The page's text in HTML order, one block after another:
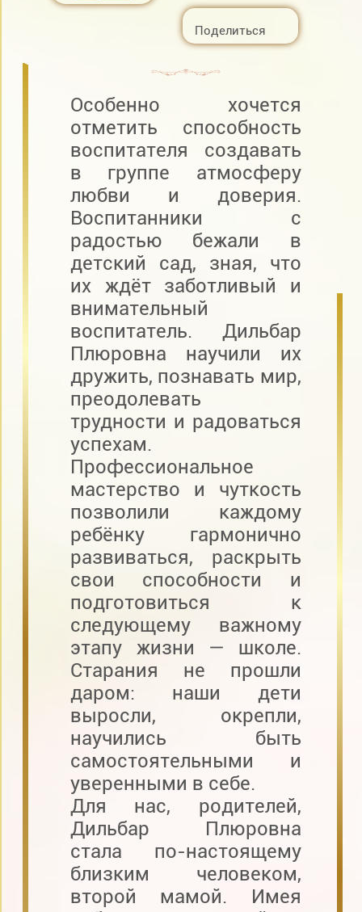
Поделиться
Особенно хочется
отметить способность
воспитателя создавать
в группе атмосферу
любви и доверия.
Воспитанники с
радостью бежали в
детский сад, зная, что
их ждёт заботливый и
внимательный
воспитатель. Дильбар
Плюровна научили их
дружить, познавать мир,
преодолевать
трудности и радоваться
успехам.
Профессиональное
мастерство и чуткость
позволили каждому
ребёнку гармонично
развиваться, раскрыть
свои способности и
подготовиться к
следующему важному
этапу жизни — школе.
Старания не прошли
даром: наши дети
выросли, окрепли,
научились быть
самостоятельными и
уверенными в себе.
Для нас, родителей,
Дильбар Плюровна
стала по-настоящему
близким человеком,
второй мамой. Имея